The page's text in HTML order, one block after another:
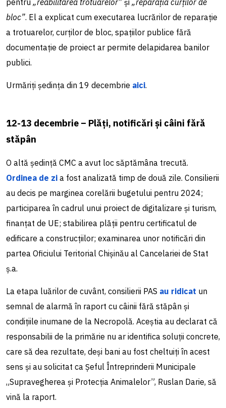
pentru „reabilitarea trotuarelor” și „reparația curților de
bloc”. El a explicat cum executarea lucrărilor de reparație
a trotuarelor, curților de bloc, spațiilor publice fără
documentație de proiect ar permite delapidarea banilor
publici.
Urmăriți ședința din 19 decembrie aici.
12-13 decembrie – Plăți, notificări și câini fără
stăpân
O altă ședință CMC a avut loc săptămâna trecută.
Ordinea de zi a fost analizată timp de două zile. Consilierii
au decis pe marginea corelării bugetului pentru 2024;
participarea în cadrul unui proiect de digitalizare și turism,
finanțat de UE; stabilirea plății pentru certificatul de
edificare a construcțiilor; examinarea unor notificări din
partea Oficiului Teritorial Chișinău al Cancelariei de Stat
ș.a.
La etapa luărilor de cuvânt, consilierii PAS au ridicat un
semnal de alarmă în raport cu câinii fără stăpân și
condițiile inumane de la Necropolă. Aceștia au declarat că
responsabilii de la primărie nu ar identifica soluții concrete,
care să dea rezultate, deși bani au fost cheltuiți în acest
sens și au solicitat ca Șeful Întreprinderii Municipale
„Supravegherea și Protecția Animalelor”, Ruslan Darie, să
vină la raport.